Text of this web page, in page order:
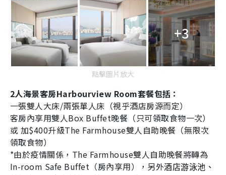
+3
點擊圖片放大
2人海景客房Harbourview Room套餐包括：
一張雙人大床/兩張單人床（視乎酒店房源而定）
客房內享用雙人Box Buffet晚餐（只可領取食物一次）
或 加$400升級The Farmhouse雙人自助晚餐（無限次
領取食物）
*由於疫情關係， The Farmhouse雙人自助晚餐將轉為
In-room Safe Buffet （房內享用），另外酒店游泳池、